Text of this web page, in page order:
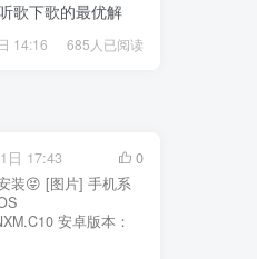
歌下歌的最优解
14:16 685人已阅读
日 17:43
0
装😝 [图片] 手机系
安卓版本：